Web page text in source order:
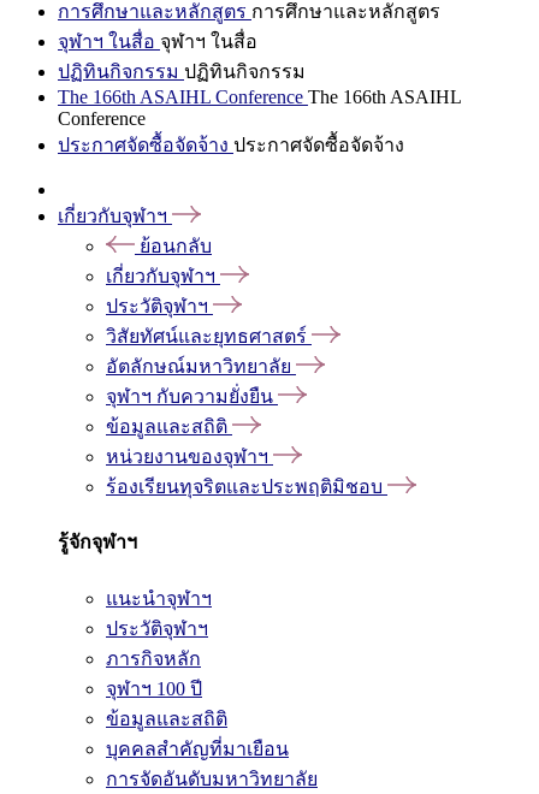
การศึกษาและหลักสูตร การศึกษาและหลักสูตร
จุฬาฯ ในสื่อ จุฬาฯ ในสื่อ
ปฏิทินกิจกรรม ปฏิทินกิจกรรม
The 166th ASAIHL Conference The 166th ASAIHL
Conference
ประกาศจัดซื้อจัดจ้าง ประกาศจัดซื้อจัดจ้าง
เกี่ยวกับจุฬาฯ
ย้อนกลับ
เกี่ยวกับจุฬาฯ
ประวัติจุฬาฯ
วิสัยทัศน์และยุทธศาสตร์
อัตลักษณ์มหาวิทยาลัย
จุฬาฯ กับความยั่งยืน
ข้อมูลและสถิติ
หน่วยงานของจุฬาฯ
ร้องเรียนทุจริตและประพฤติมิชอบ
รู้จักจุฬาฯ
แนะนำจุฬาฯ
ประวัติจุฬาฯ
ภารกิจหลัก
จุฬาฯ 100 ปี
ข้อมูลและสถิติ
บุคคลสำคัญที่มาเยือน
การจัดอันดับมหาวิทยาลัย